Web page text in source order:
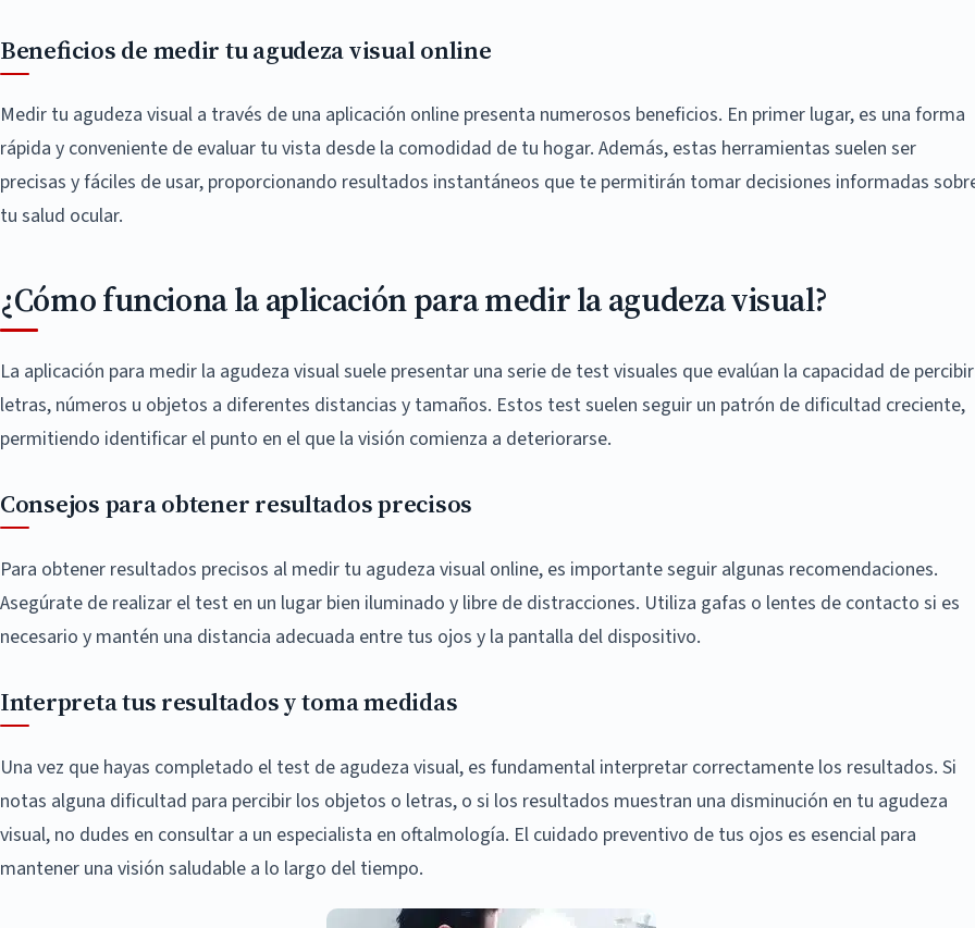
Beneficios de medir tu agudeza visual online
Medir tu agudeza visual a través de una aplicación online presenta numerosos beneficios. En primer lugar, es una forma
rápida y conveniente de evaluar tu vista desde la comodidad de tu hogar. Además, estas herramientas suelen ser
precisas y fáciles de usar, proporcionando resultados instantáneos que te permitirán tomar decisiones informadas
tu salud ocular.
¿Cómo funciona la aplicación para medir la agudeza visual?
La aplicación para medir la agudeza visual suele presentar una serie de test visuales que evalúan la capacidad de percibir
letras, números u objetos a diferentes distancias y tamaños. Estos test suelen seguir un patrón de dificultad creciente,
permitiendo identificar el punto en el que la visión comienza a deteriorarse.
Consejos para obtener resultados precisos
Para obtener resultados precisos al medir tu agudeza visual online, es importante seguir algunas recomendaciones.
Asegúrate de realizar el test en un lugar bien iluminado y libre de distracciones. Utiliza gafas o lentes de contacto si es
necesario y mantén una distancia adecuada entre tus ojos y la pantalla del dispositivo.
Interpreta tus resultados y toma medidas
Una vez que hayas completado el test de agudeza visual, es fundamental interpretar correctamente los resultados. Si
notas alguna dificultad para percibir los objetos o letras, o si los resultados muestran una disminución en tu agudeza
visual, no dudes en consultar a un especialista en oftalmología. El cuidado preventivo de tus ojos es esencial para
mantener una visión saludable a lo largo del tiempo.